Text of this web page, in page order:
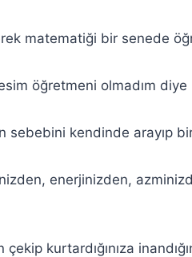
matematiği bir senede
öğretmeni olmadım
sebebini kendinde arayıp
enerjinizden,
kurtardığınıza